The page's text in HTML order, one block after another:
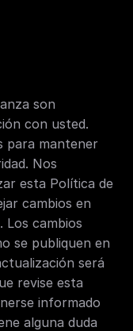
son
con usted.
para mantener
Nos
esta Política de
cambios en
Los cambios
se publiquen en
será
revise esta
informado
alguna duda